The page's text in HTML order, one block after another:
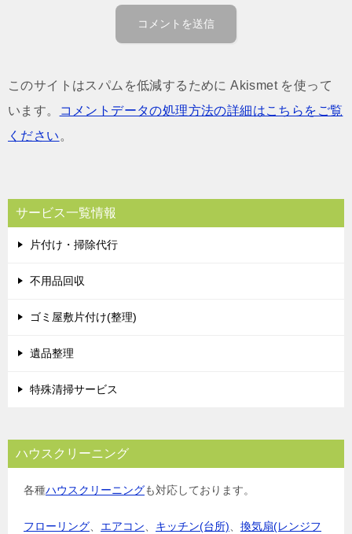
このサイトはスパムを低減するために Akismet を使って
います。
コメントデータの処理方法の詳細はこちらをご覧
ください。
サービス一覧情報
片付け・掃除代行
不用品回収
ゴミ屋敷片付け(整理)
遺品整理
特殊清掃サービス
ハウスクリーニング
各種ハウスクリーニングも対応しております。
フローリング、 エアコン、 キッチン(台所)、 換気扇(レンジフ